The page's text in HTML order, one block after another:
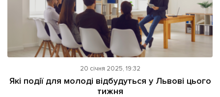
20 січня 2025, 19:32
Які події для молоді відбудуться у Львові цього
тижня